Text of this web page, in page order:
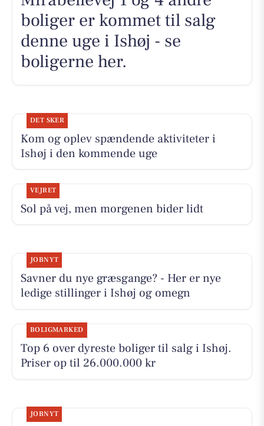
boliger er kommet til salg
denne uge i Ishøj - se
boligerne her.
DET SKER
Kom og oplev spændende aktiviteter i
Ishøj i den kommende uge
VEJRET
Sol på vej, men morgenen bider lidt
JOBNYT
Savner du nye græsgange? - Her er nye
ledige stillinger i Ishøj og omegn
BOLIGMARKED
Top 6 over dyreste boliger til salg i Ishøj.
Priser op til 26.000.000 kr
JOBNYT